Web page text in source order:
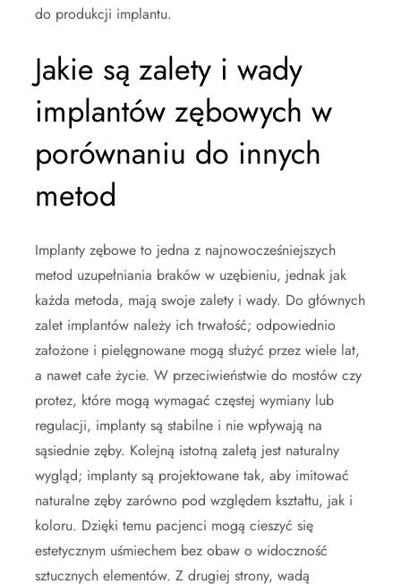
do produkcji implantu.
Jakie są zalety i wady
implantów zębowych w
porównaniu do innych
metod
Implanty zębowe to jedna z najnowocześniejszych
metod uzupełniania braków w uzębieniu, jednak jak
każda metoda, mają swoje zalety i wady. Do głównych
zalet implantów należy ich trwałość; odpowiednio
założone i pielęgnowane mogą służyć przez wiele lat,
a nawet całe życie. W przeciwieństwie do mostów czy
protez, które mogą wymagać częstej wymiany lub
regulacji, implanty są stabilne i nie wpływają na
sąsiednie zęby. Kolejną istotną zaletą jest naturalny
wygląd; implanty są projektowane tak, aby imitować
naturalne zęby zarówno pod względem kształtu, jak i
koloru. Dzięki temu pacjenci mogą cieszyć się
estetycznym uśmiechem bez obaw o widoczność
sztucznych elementów. Z drugiej strony, wadą